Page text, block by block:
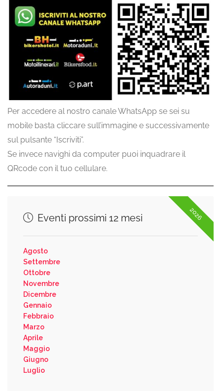
Per accedere al nostro canale WhatsApp se sei su
mobile basta cliccare sull’immagine e successivamente
sul pulsante “Iscriviti”.
Se invece navighi da computer puoi inquadrare il
QRcode con il tuo cellulare.
2026
Eventi prossimi 12 mesi
Agosto
Settembre
Ottobre
Novembre
Dicembre
Gennaio
Febbraio
Marzo
Aprile
Maggio
Giugno
Luglio